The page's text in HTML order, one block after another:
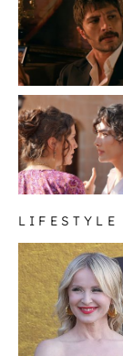
LIFESTYLE